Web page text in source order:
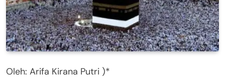
Oleh: Arifa Kirana Putri )*